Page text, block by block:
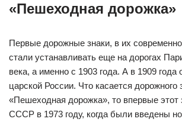
«Пешеходная дорожка»
Первые дорожные знаки, в их
стали устанавливать еще на дорогах
века, а именно с 1903 года. А в 1909 года
царской России. Что касается дорожного
«Пешеходная дорожка», то впервые этот
СССР в 1973 году, когда были введены